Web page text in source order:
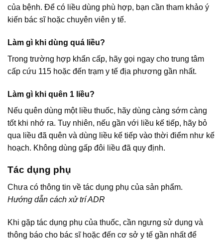
của bệnh. Để có liều dùng phù hợp, bạn cần tham khảo ý
kiến bác sĩ hoặc chuyên viên y tế.
Làm gì khi dùng quá liều?
Trong trường hợp khẩn cấp, hãy gọi ngay cho trung tâm
cấp cứu 115 hoặc đến trạm y tế địa phương gần nhất.
Làm gì khi quên 1 liều?
Nếu quên dùng một liều thuốc, hãy dùng càng sớm càng
tốt khi nhớ ra. Tuy nhiên, nếu gần với liều kế tiếp, hãy bỏ
qua liều đã quên và dùng liều kế tiếp vào thời điểm như kế
hoạch. Không dùng gấp đôi liều đã quy định.
Tác dụng phụ
Chưa có thông tin về tác dụng phụ của sản phẩm.
Hướng dẫn cách xử trí ADR
Khi gặp tác dụng phụ của thuốc, cần ngưng sử dụng và
thông báo cho bác sĩ hoặc đến cơ sở y tế gần nhất để